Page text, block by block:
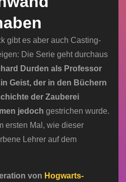
gibt es aber auch Casting-
Die Serie geht durchaus
Durden als Professor
Geist, der in den Büchern
der Zauberei
jedoch gestrichen wurde.
ersten Mal, wie dieser
Lehrer auf dem
von Hogwarts-